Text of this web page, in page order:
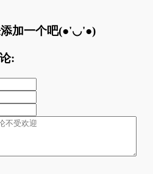
加一个吧(●'◡'●)
: